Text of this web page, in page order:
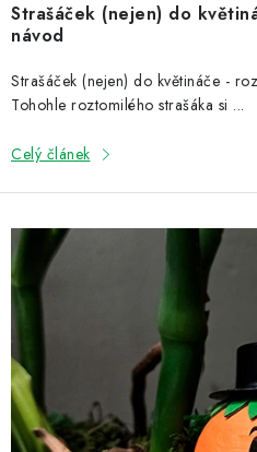
Strašáček (nejen) do
návod
Strašáček (nejen) do květináče -
Tohohle roztomilého strašáka si ...
Celý článek